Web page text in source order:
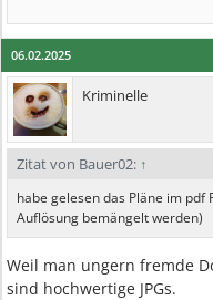
06.02.2025
Kriminelle
Zitat von Bauer02: ↑
habe gelesen das Pläne im
Auflösung bemängelt werden)
Weil man ungern fremde
sind hochwertige JPGs.